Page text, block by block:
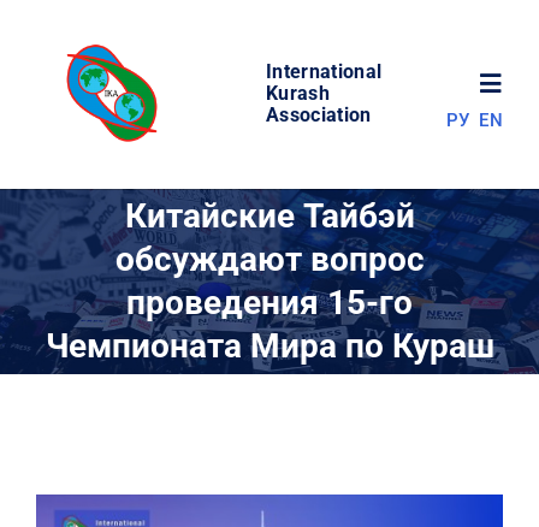
content
International
Kurash
Association
МИР КУРАША
ОБ АССОЦИАЦИИ
РЕЗУЛЬТАТЫ
РУ EN
Китайские Тайбэй
обсуждают вопрос
проведения 15-го
Чемпионата Мира по Кураш